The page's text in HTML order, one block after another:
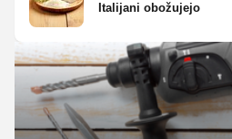
Italijani obožujejo